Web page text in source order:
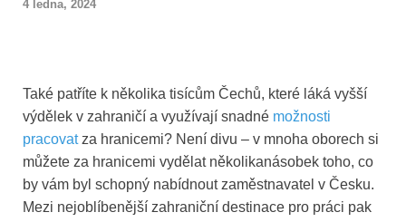
4 ledna, 2024
Také patříte k několika tisícům Čechů, které láká vyšší
výdělek v zahraničí a využívají snadné možnosti
pracovatza hranicemi? Není divu – v mnoha oborech si
můžete za hranicemi vydělat několikanásobek toho, co
by vám byl schopný nabídnout zaměstnavatel v Česku.
Mezi nejoblíbenější zahraniční destinace pro práci pak